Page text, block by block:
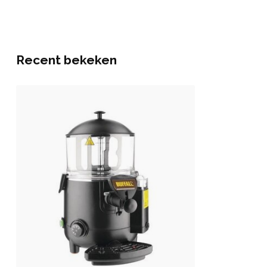
Recent bekeken